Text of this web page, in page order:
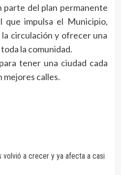
parte del plan permanente
que impulsa el Municipio,
circulación y ofrecer una
la comunidad.
tener una ciudad cada
mejores calles.
volvió a crecer y ya afecta a casi